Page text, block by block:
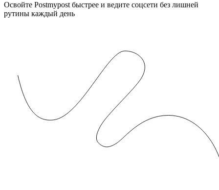
Освойте Postmypost быстрее и ведите соцсети без лишней
рутины каждый день